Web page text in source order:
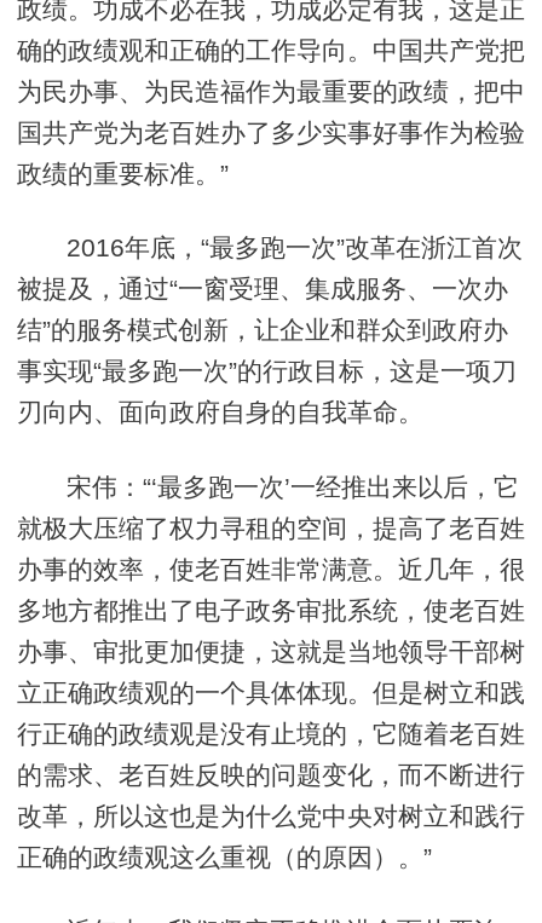
政绩。功成不必在我，功成必定有我，这是正
确的政绩观和正确的工作导向。中国共产党把
为民办事、为民造福作为最重要的政绩，把中
国共产党为老百姓办了多少实事好事作为检验
政绩的重要标准。”
2016年底，“最多跑一次”改革在浙江首次
被提及，通过“一窗受理、集成服务、一次办
结”的服务模式创新，让企业和群众到政府办
事实现“最多跑一次”的行政目标，这是一项刀
刃向内、面向政府自身的自我革命。
宋伟：“‘最多跑一次’一经推出来以后，它
就极大压缩了权力寻租的空间，提高了老百姓
办事的效率，使老百姓非常满意。近几年，很
多地方都推出了电子政务审批系统，使老百姓
办事、审批更加便捷，这就是当地领导干部树
立正确政绩观的一个具体体现。但是树立和践
行正确的政绩观是没有止境的，它随着老百姓
的需求、老百姓反映的问题变化，而不断进行
改革，所以这也是为什么党中央对树立和践行
正确的政绩观这么重视（的原因）。”